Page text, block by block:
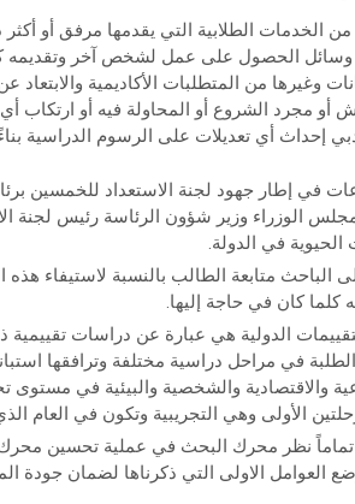
الخدمات الطلابية التي يقدمها مرفق أو أكثر
وسائل الحصول على عمل لشخص آخر
وغيرها من المتطلبات الأكاديمية
أو مجرد الشروع أو المحاولة فيه أو ارتكاب
إحداث أي تعديلات على الرسوم الدراسية
في إطار جهود لجنة الاستعداد للخمسين
الوزراء وزير شؤون الرئاسة رئيس لجنة
في الدولة.
متابعة الطالب بالنسبة لاستيفاء هذه
كلما كان في حاجة إليها.
الدولية هي عبارة عن دراسات
في مراحل دراسية مختلفة وترافقها
والاقتصادية والشخصية والبيئية في
الأولى وهي التجريبية وتكون في العام
تماماً نظر محرك البحث في عملية تحسين